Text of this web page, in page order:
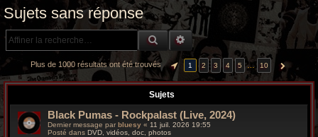
r
c
Sujets sans réponse
RECHERCHE GROOVY
RECHERCHE AVANCÉE
Plus de 1000 résultats ont été trouvés PAGE SUR10
1 2 3 4 5 … 10 SUIVANTE
Sujets
Black Pumas - Rockpalast (Live, 2024)
Dernier message par bluesy « 11 juil. 2026 19:55
Posté dans DVD, vidéos, doc, photos